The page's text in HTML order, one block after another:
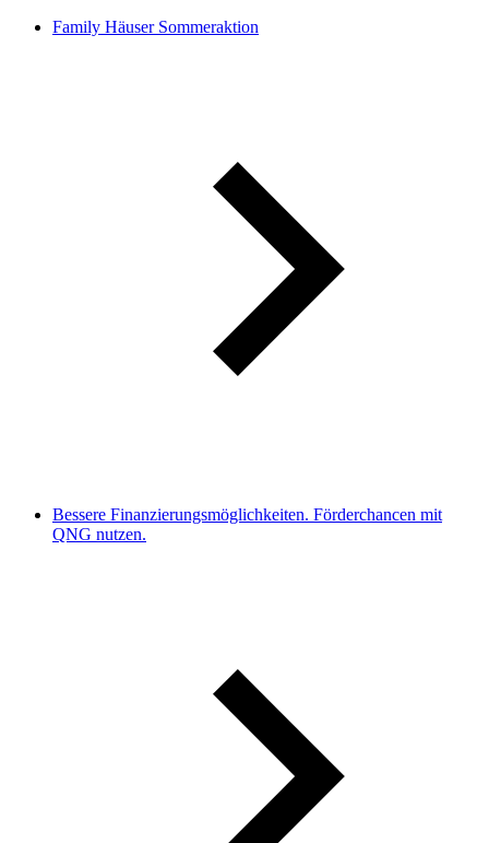
Family Häuser Sommeraktion
Bessere Finanzierungsmöglichkeiten. Förderchancen mit
QNG nutzen.